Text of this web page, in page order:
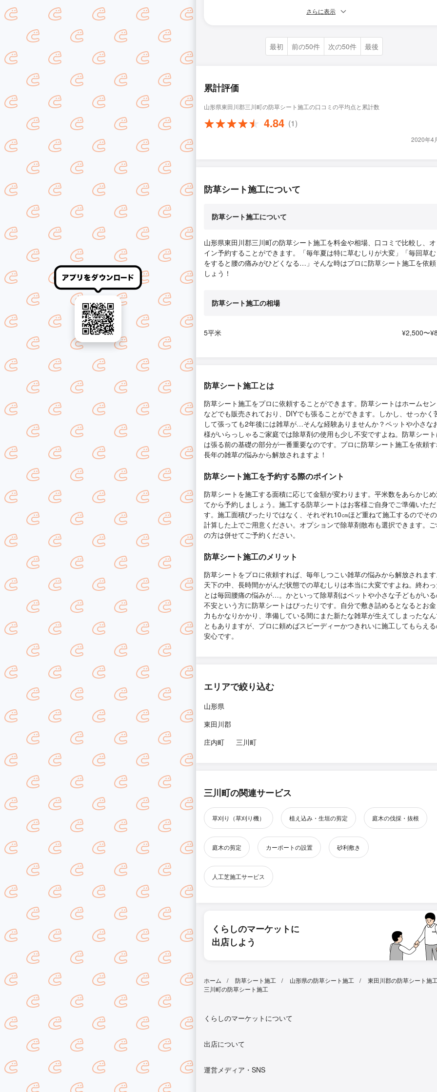
さらに表示
最初 前の50件 次の50件 最後
累計評価
山形県東田川郡三川町の防草シート施工の口コミの平均点と累計数
4.84 (1)
2020年4
防草シート施工について
防草シート施工について
山形県東田川郡三川町の防草シート施工を料金や相場、口コミで比較し、
イン予約することができます。「毎年夏は特に草むしりが大変」「毎回草
をすると腰の痛みがひどくなる…」そんな時はプロに防草シート施工を依
しょう！
防草シート施工の相場
5平米 ¥2,500〜
防草シート施工とは
防草シート施工をプロに依頼することができます。防草シートはホームセ
などでも販売されており、DIYでも張ることができます。しかし、せっかく
して張っても2年後には雑草が…そんな経験ありませんか？ペットや小さな
様がいらっしゃるご家庭では除草剤の使用も少し不安ですよね。防草シー
は張る前の基礎の部分が一番重要なのです。プロに防草シート施工を依頼
長年の雑草の悩みから解放されますよ！
防草シート施工を予約する際のポイント
防草シートを施工する面積に応じて金額が変わります。平米数をあらかじ
てから予約しましょう。施工する防草シートはお客様ご自身でご準備いた
す。施工面積ぴったりではなく、それぞれ10㎝ほど重ねて施工するのでそ
計算した上でご用意ください。オプションで除草剤散布も選択できます。
の方は併せてご予約ください。
防草シート施工のメリット
防草シートをプロに依頼すれば、毎年しつこい雑草の悩みから解放されま
天下の中、長時間かがんだ状態での草むしりは本当に大変ですよね。終わ
とは毎回腰痛の悩みが…。かといって除草剤はペットや小さな子どもがい
不安という方に防草シートはぴったりです。自分で敷き詰めるとなるとお
力もかなりかかり、準備している間にまた新たな雑草が生えてしまったな
ともありますが、プロに頼めばスピーディーかつきれいに施工してもらえ
安心です。
エリアで絞り込む
山形県
東田川郡
庄内町
三川町
三川町の関連サービス
草刈り（草刈り機） 植え込み・生垣の剪定 庭木の伐採・抜根
庭木の剪定 カーポートの設置 砂利敷き
人工芝施工サービス
くらしのマーケットに
出店しよう
ホーム 防草シート施工 山形県の防草シート施工
東田川郡の防草シート施
三川町の防草シート施工
くらしのマーケットについて
出店について
運営メディア・SNS